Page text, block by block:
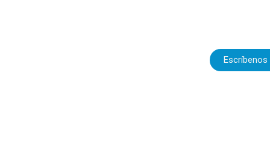
Escríbenos